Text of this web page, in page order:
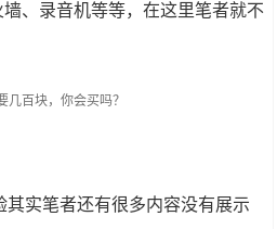
、录音机等等，在这里笔者就不
其实笔者还有很多内容没有展示